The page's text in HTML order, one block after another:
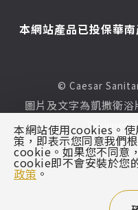
本網站產品已投保華
© Caesar
圖片及文字為凱撒衛
Designed
本網站使用cookies。
策，即表示您同意我們
cookie。如果您不同意
cookie即不會安裝於您
政策 。